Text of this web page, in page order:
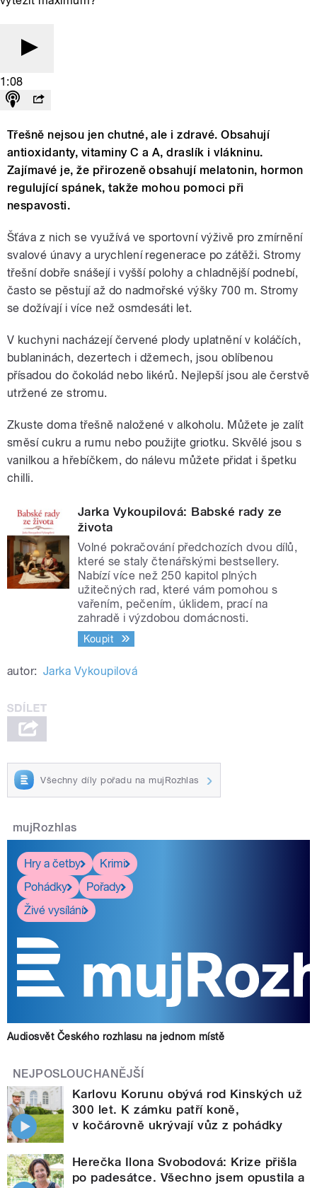
1:08
Třešně nejsou jen chutné, ale i zdravé. Obsahují
antioxidanty, vitaminy C a A, draslík i vlákninu.
Zajímavé je, že přirozeně obsahují melatonin, hormon
regulující spánek, takže mohou pomoci při
nespavosti.
Šťáva z nich se využívá ve sportovní výživě pro zmírnění
svalové únavy a urychlení regenerace po zátěži. Stromy
třešní dobře snášejí i vyšší polohy a chladnější podnebí,
často se pěstují až do nadmořské výšky 700 m. Stromy
se dožívají i více než osmdesáti let.
V kuchyni nacházejí červené plody uplatnění v koláčích,
bublaninách, dezertech i džemech, jsou oblíbenou
přísadou do čokolád nebo likérů. Nejlepší jsou ale čerstvě
utržené ze stromu.
Zkuste doma třešně naložené v alkoholu. Můžete je zalít
směsí cukru a rumu nebo použijte griotku. Skvělé jsou s
vanilkou a hřebíčkem, do nálevu můžete přidat i špetku
chilli.
Jarka Vykoupilová: Babské rady ze
života
Volné pokračování předchozích dvou dílů,
které se staly čtenářskými bestsellery.
Nabízí více než 250 kapitol plných
užitečných rad, které vám pomohou s
vařením, pečením, úklidem, prací na
zahradě i výzdobou domácnosti.
Koupit
autor: Jarka Vykoupilová
Všechny díly pořadu na mujRozhlas
mujRozhlas
Hry a četby
Krimi
Pohádky
Pořady
Živé vysílání
Audiosvět Českého rozhlasu na jednom místě
NEJPOSLOUCHANĚJŠÍ
Karlovu Korunu obývá rod Kinských už
300 let. K zámku patří koně,
v kočárovně ukrývají vůz z pohádky
Herečka Ilona Svobodová: Krize přišla
po padesátce. Všechno jsem opustila a